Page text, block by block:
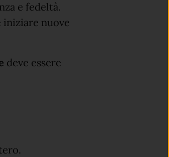
e fedeltà.
iniziare nuove
deve essere